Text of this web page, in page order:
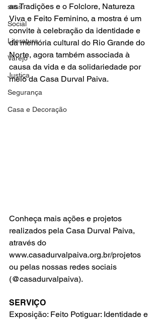
sess
Social
Literatura
Varejo
Justiça
Segurança
Casa e Decoração
as Tradições e o Folclore, Natureza
Viva e Feito Feminino, a mostra é um
convite à celebração da identidade e
da memória cultural do Rio Grande do
Norte, agora também associada à
causa da vida e da solidariedade por
meio da Casa Durval Paiva.
Conheça mais ações e projetos
realizados pela Casa Durval Paiva,
através do
www.casadurvalpaiva.org.br/projetos
ou pelas nossas redes sociais
(@casadurvalpaiva).
SERVIÇO
Exposição: Feito Potiguar: Identidade e